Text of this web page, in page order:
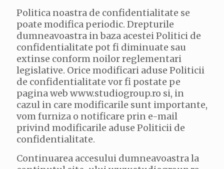
Politica noastra de confidentialitate se
poate modifica periodic. Drepturile
dumneavoastra in baza acestei Politici de
confidentialitate pot fi diminuate sau
extinse conform noilor reglementari
legislative. Orice modificari aduse Politicii
de confidentialitate vor fi postate pe
pagina web www.studiogroup.ro si, in
cazul in care modificarile sunt importante,
vom furniza o notificare prin e-mail
privind modificarile aduse Politicii de
confidentialitate.
Continuarea accesului dumneavoastra la